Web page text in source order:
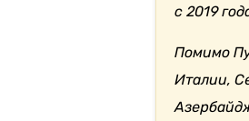
с 2019
Помимо
Италии,